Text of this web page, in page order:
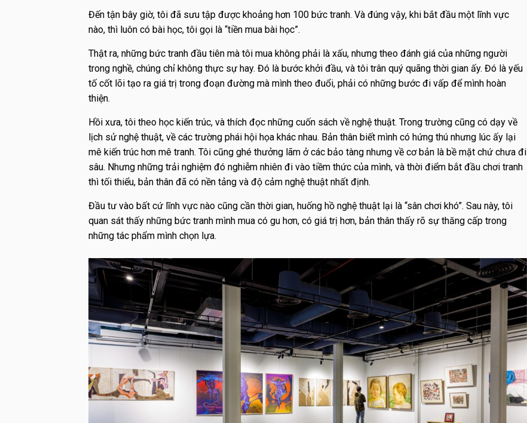
Đến tận bây giờ, tôi đã sưu tập được khoảng hơn 100 bức tranh. Và đúng vậy, khi bắt đầu một lĩnh vực
nào, thì luôn có bài học, tôi gọi là “tiền mua bài học”.
Thật ra, những bức tranh đầu tiên mà tôi mua không phải là xấu, nhưng theo đánh giá của những người
trong nghề, chúng chỉ không thực sự hay. Đó là bước khởi đầu, và tôi trân quý quãng thời gian ấy. Đó là yếu
tố cốt lõi tạo ra giá trị trong đoạn đường mà mình theo đuổi, phải có những bước đi vấp để mình hoàn
thiện.
Hồi xưa, tôi theo học kiến trúc, và thích đọc những cuốn sách về nghệ thuật. Trong trường cũng có dạy về
lịch sử nghệ thuật, về các trường phái hội họa khác nhau. Bản thân biết mình có hứng thú nhưng lúc ấy lại
mê kiến trúc hơn mê tranh. Tôi cũng ghé thưởng lãm ở các bảo tàng nhưng về cơ bản là bề mặt chứ chưa đi
sâu. Nhưng những trải nghiệm đó nghiễm nhiên đi vào tiềm thức của mình, và thời điểm bắt đầu chơi tranh
thì tối thiểu, bản thân đã có nền tảng và độ cảm nghệ thuật nhất định.
Đầu tư vào bất cứ lĩnh vực nào cũng cần thời gian, huống hồ nghệ thuật lại là “sân chơi khó”. Sau này, tôi
quan sát thấy những bức tranh mình mua có gu hơn, có giá trị hơn, bản thân thấy rõ sự thăng cấp trong
những tác phẩm mình chọn lựa.